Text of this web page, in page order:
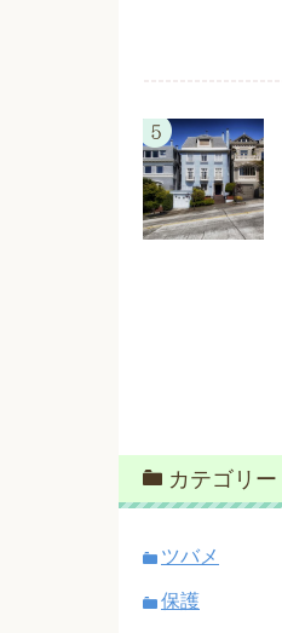
カテゴリー
ツバメ
保護